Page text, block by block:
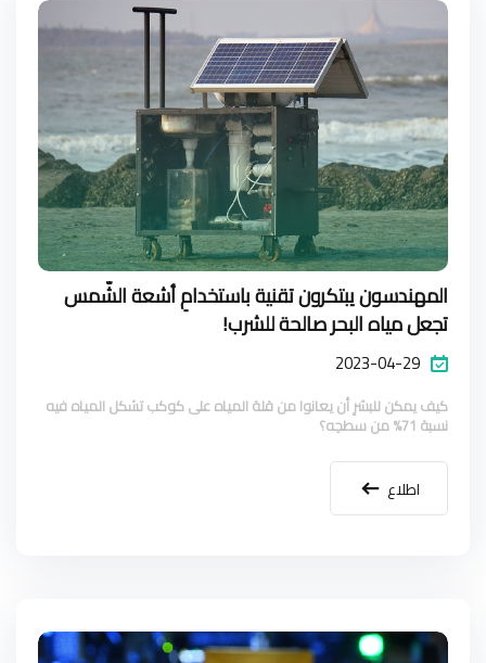
المهندسون يبتكرون تقنية باستخدامِ أشعة الشّمس
تجعل مياه البحر صالحة للشرب!
2023-04-29
كيف يمكن للبشرِ أن يعانوا من قلة المياه على كوكب تشكل المياه فيه
نسبة 71% من سطحِه؟
اطلاع